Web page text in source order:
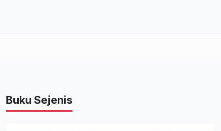
Buku Sejenis